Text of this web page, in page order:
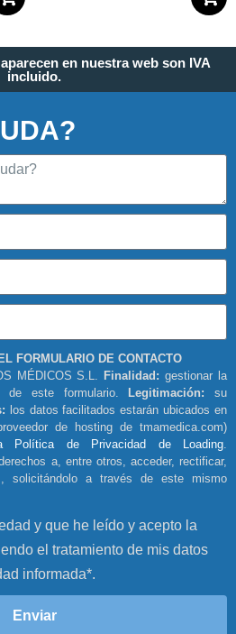
en nuestra web son IVA
incluido.
FORMULARIO DE CONTACTO
MÉDICOS S.L.Finalidad: gestionar la
de este formulario.Legitimación: su
los datos facilitados estarán ubicados en
de hosting de tmamedica.com)
Política de Privacidad de Loading
a, entre otros, acceder, rectificar,
solicitándolo a través de este mismo
y que he leído y acepto la
el tratamiento de mis datos
informada*.
Enviar